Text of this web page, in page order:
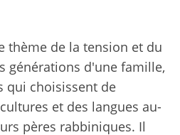
thème de la tension et du
générations d'une famille,
qui choisissent de
et des langues au-
pères rabbiniques. Il